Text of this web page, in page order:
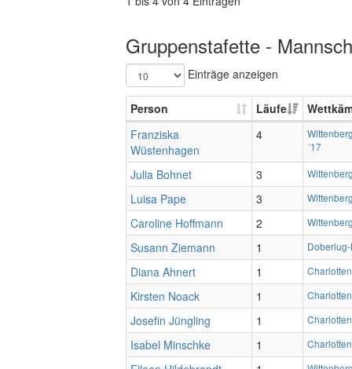
Gruppenstafette -
Einträge anzeigen
Person Läufe
Franziska
Wüstenhagen
4
´17
Julia Bohnet 3
Luisa Pape 3
Caroline Hoffmann 2
Susann Ziemann 1
Diana Ahnert 1
Kirsten Noack 1
Josefin Jüngling 1
Isabel Minschke 1